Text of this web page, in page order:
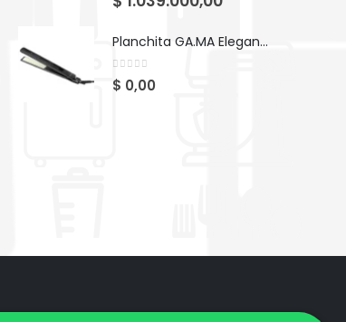
Planchita GA.MA Elegance LED Bella Shine - Ceramica
0 out of 5
$ 0,00